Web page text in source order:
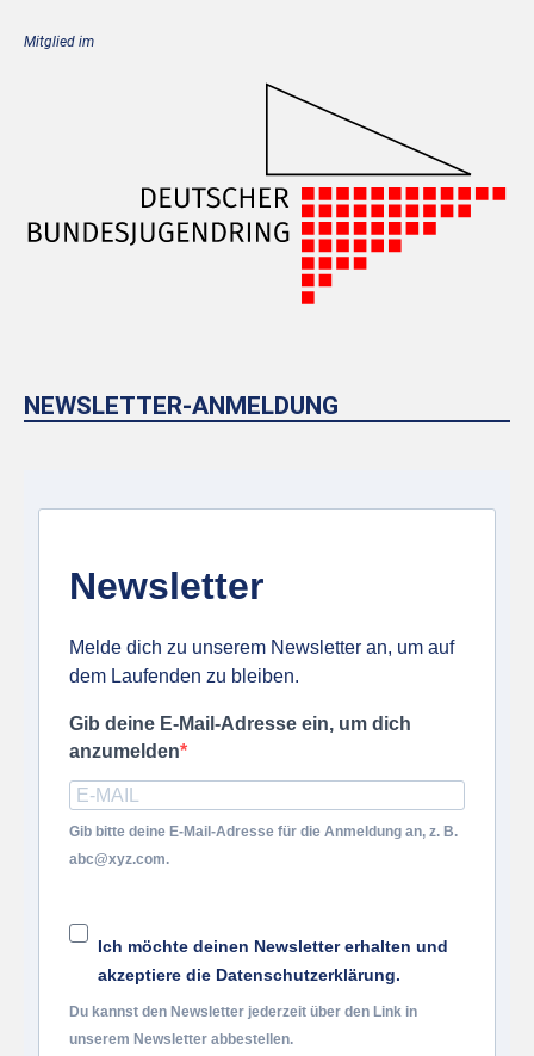
Mitglied im
NEWSLETTER-ANMELDUNG
Newsletter
Melde dich zu unserem Newsletter an, um auf
dem Laufenden zu bleiben.
Gib deine E-Mail-Adresse ein, um dich
anzumelden
Gib bitte deine E-Mail-Adresse für die Anmeldung an, z. B.
abc@xyz.com.
Ich möchte deinen Newsletter erhalten und
akzeptiere die Datenschutzerklärung.
Du kannst den Newsletter jederzeit über den Link in
unserem Newsletter abbestellen.